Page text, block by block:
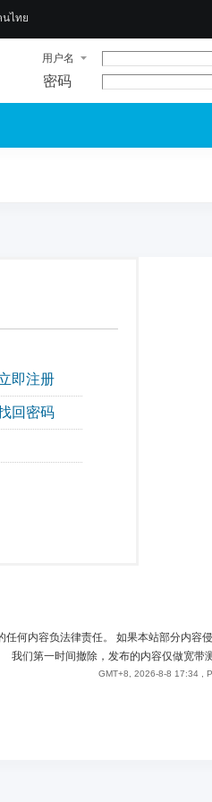
นไทย
用户名
密码
即注册
回密码
何内容负法律责任。 如果本站部分内容
我们第一时间撤除，发布的内容仅做宽带
GMT+8, 2026-8-8 17:34 ,